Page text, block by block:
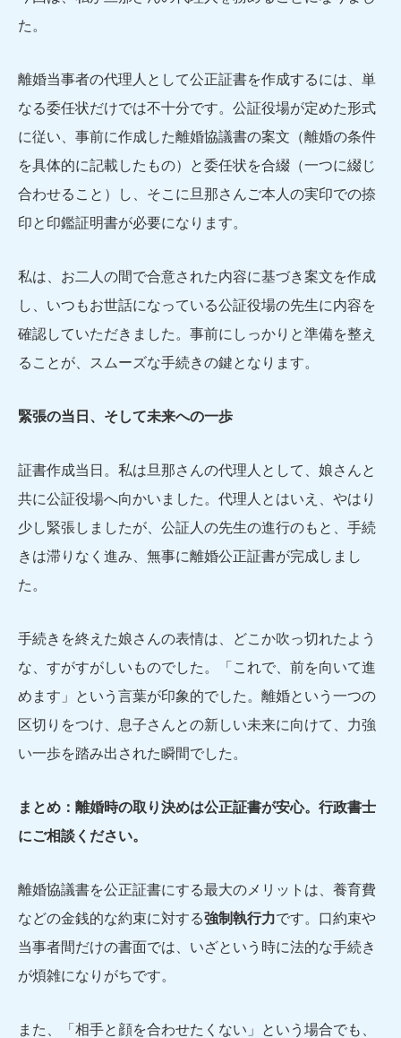
た。
離婚当事者の代理人として公正証書を作成するには、単
なる委任状だけでは不十分です。公証役場が定めた形式
に従い、事前に作成した離婚協議書の案文（離婚の条件
を具体的に記載したもの）と委任状を合綴（一つに綴じ
合わせること）し、そこに旦那さんご本人の実印での捺
印と印鑑証明書が必要になります。
私は、お二人の間で合意された内容に基づき案文を作成
し、いつもお世話になっている公証役場の先生に内容を
確認していただきました。事前にしっかりと準備を整え
ることが、スムーズな手続きの鍵となります。
緊張の当日、そして未来への一歩
証書作成当日。私は旦那さんの代理人として、娘さんと
共に公証役場へ向かいました。代理人とはいえ、やはり
少し緊張しましたが、公証人の先生の進行のもと、手続
きは滞りなく進み、無事に離婚公正証書が完成しまし
た。
手続きを終えた娘さんの表情は、どこか吹っ切れたよう
な、すがすがしいものでした。「これで、前を向いて進
めます」という言葉が印象的でした。離婚という一つの
区切りをつけ、息子さんとの新しい未来に向けて、力強
い一歩を踏み出された瞬間でした。
まとめ：離婚時の取り決めは公正証書が安心。行政書士
にご相談ください。
離婚協議書を公正証書にする最大のメリットは、養育費
などの金銭的な約束に対する強制執行力です。口約束や
当事者間だけの書面では、いざという時に法的な手続き
が煩雑になりがちです。
また、「相手と顔を合わせたくない」という場合でも、